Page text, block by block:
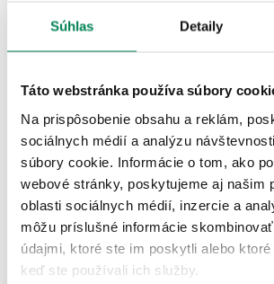
Súhlas Detaily
Táto webstránka používa súbory
Na prispôsobenie obsahu a reklám,
sociálnych médií a analýzu
súbory cookie. Informácie o tom, ako
webové stránky, poskytujeme aj našim
oblasti sociálnych médií, inzercie a
môžu príslušné informácie
údajmi, ktoré ste im poskytli alebo
keď ste používali ich služby.
ĎALŠIE PRODUKTY TEJ
ZNAČKY
Westin Háčiky Offset EWG Hook